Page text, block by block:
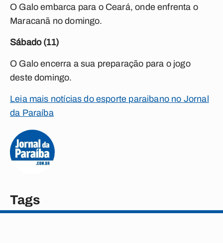
O Galo embarca para o Ceará, onde enfrenta o
Maracanã no domingo.
Sábado (11)
O Galo encerra a sua preparação para o jogo
deste domingo.
Leia mais notícias do esporte paraibano no Jornal
da Paraíba
Tags